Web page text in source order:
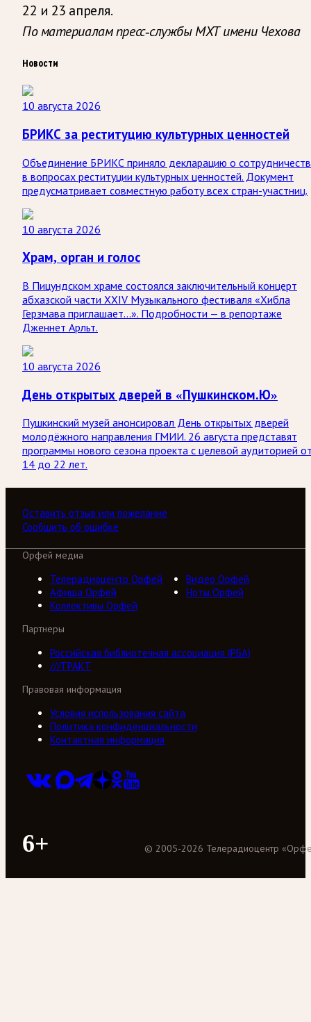
22 и 23 апреля.
По материалам пресс-службы МХТ имени Чехова
Новости
10 августа 2026
БРИКС за реституцию культурных ценностей
Объединение БРИКС приняло декларацию о
в вопросах реституции культурных ценностей. Документ
предусматривает совместную работу всех стран-участниц.
10 августа 2026
Храм, орган и голос
В Пицундском храме состоялся заключительный концерт
абхазской части XXIV Музыкального фестиваля «Хибла
Герзмава приглашает…». Подробности — в репортаже
Дженнет Арльт.
10 августа 2026
День открытых дверей в «Пушкинском.Ю»
Пушкинский музей анонсировал День открытых дверей
молодёжного направления ГМИИ. 26 августа представят
программы нового сезона проекта с целевой аудиторией
14 до 22 лет.
Оставить отзыв или пожелание
Сообщить об ошибке
Орфей медиа
Телерадиоцентр Орфей
Видео Орфей
Афиша Орфей
Ноты Орфей
Коллективы Орфей
Партнеры
Российская библиотечная ассоциация (РБА)
///ТРАКТ
Правовая информация
Условия использования сайта
Политика конфиденциальности
Контактная информация
6+ © 2005-2026 Телерадиоцентр